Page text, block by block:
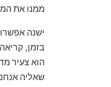
ממנו את
ישנה
בזמן,
הוא צעיר
שאליה